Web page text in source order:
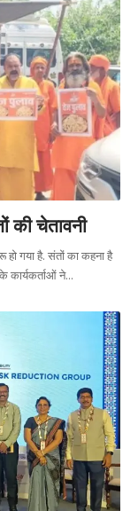
की चेतावनी
हो गया है. संतों का कहना है
कार्यकर्ताओं ने…